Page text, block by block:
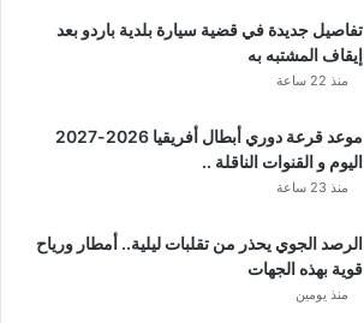
تفاصيل جديدة في قضية سيارة بلدية باردو بعد
إيقاف المشتبه به
منذ 22 ساعة
موعد قرعة دوري أبطال أفريقيا 2026-2027
اليوم و القنوات الناقلة ..
منذ 23 ساعة
الرصد الجوي يحذر من تقلبات ليلية.. أمطار ورياح
قوية بهذه الجهات
منذ يومين